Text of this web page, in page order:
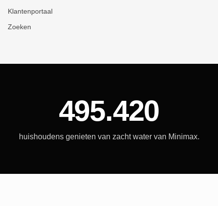
Klantenportaal
Zoeken
495.420
huishoudens genieten van zacht water van Minimax.